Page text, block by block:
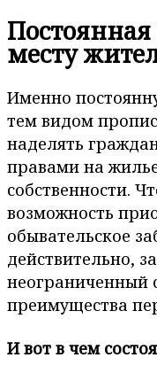
месту
Именно
тем видом
наделять
правами на
собственности.
возможность
обывательское
действительно,
неограниченный
преимущества
И вот в чем